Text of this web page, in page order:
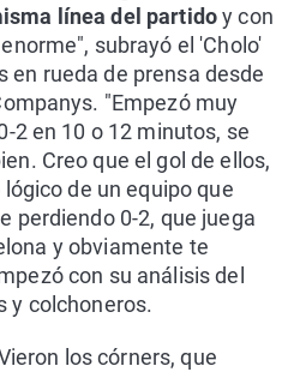
línea del partidoy con
subrayó el 'Cholo'
en rueda de prensa desde
"Empezó muy
2 en 10 o 12 minutos, se
Creo que el gol de ellos,
de un equipo que
perdiendo 0-2, que juega
y obviamente te
con su análisis del
y colchoneros.
los córners, que